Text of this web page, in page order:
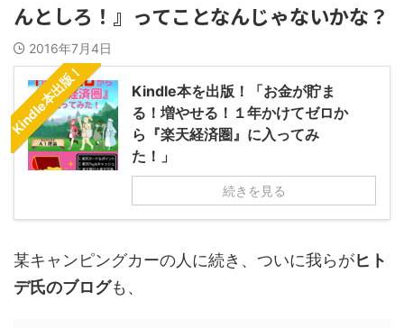
んとしろ！』ってことなんじゃないかな？
2016年7月4日
Kindle本出版！
Kindle本を出版！「お金が貯ま
る！増やせる！１年かけてゼロか
ら『楽天経済圏』に入ってみ
た！」
続きを見る
某キャンピングカーの人に続き、ついに我らがヒト
デ氏のブログも、